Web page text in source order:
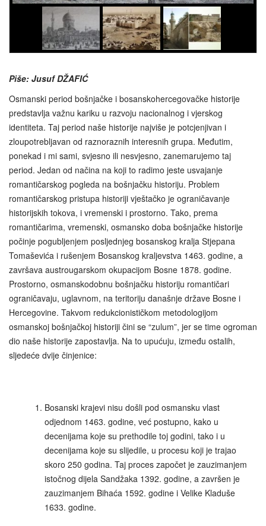
Piše: Jusuf DŽAFIĆ
Osmanski period bošnjačke i bosanskohercegovačke historije
predstavlja važnu kariku u razvoju nacionalnog i vjerskog
identiteta. Taj period naše historije najviše je potcjenjivan i
zloupotrebljavan od raznoraznih interesnih grupa. Međutim,
ponekad i mi sami, svjesno ili nesvjesno, zanemarujemo taj
period. Jedan od načina na koji to radimo jeste usvajanje
romantičarskog pogleda na bošnjačku historiju. Problem
romantičarskog pristupa historiji vještačko je ograničavanje
historijskih tokova, i vremenski i prostorno. Tako, prema
romantičarima, vremenski, osmansko doba bošnjačke historije
počinje pogubljenjem posljednjeg bosanskog kralja Stjepana
Tomaševića i rušenjem Bosanskog kraljevstva 1463. godine, a
završava austrougarskom okupacijom Bosne 1878. godine.
Prostorno, osmanskodobnu bošnjačku historiju romantičari
ograničavaju, uglavnom, na teritoriju današnje države Bosne i
Hercegovine. Takvom redukcionističkom metodologijom
osmanskoj bošnjačkoj historiji čini se “zulum”, jer se time ogroman
dio naše historije zapostavlja. Na to upućuju, između ostalih,
sljedeće dvije činjenice:
Bosanski krajevi nisu došli pod osmansku vlast
odjednom 1463. godine, već postupno, kako u
decenijama koje su prethodile toj godini, tako i u
decenijama koje su slijedile, u procesu koji je trajao
skoro 250 godina. Taj proces započet je zauzimanjem
istočnog dijela Sandžaka 1392. godine, a završen je
zauzimanjem Bihaća 1592. godine i Velike Kladuše
1633. godine.